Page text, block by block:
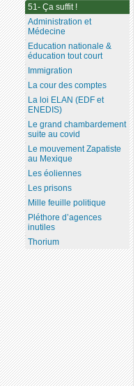
51- Ça suffit !
Administration et
Médecine
Education nationale &
éducation tout court
Immigration
La cour des comptes
La loi ELAN (EDF et
ENEDIS)
Le grand chambardement
suite au covid
Le mouvement Zapatiste
au Mexique
Les éoliennes
Les prisons
Mille feuille politique
Pléthore d’agences
inutiles
Thorium